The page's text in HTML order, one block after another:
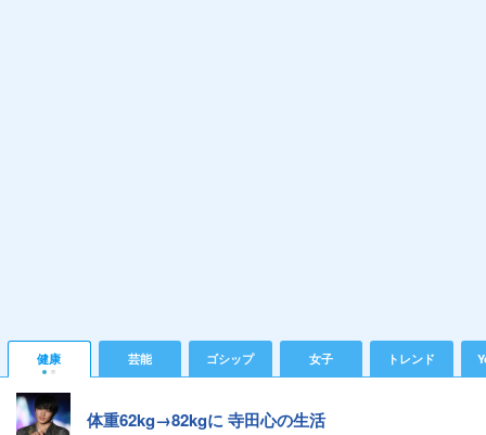
健康 芸能 ゴシップ 女子 トレンド
体重62kg→82kgに 寺田心の生活